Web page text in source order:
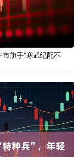
旗手”寒武纪配不